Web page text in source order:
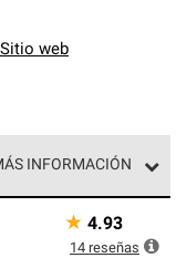
Sitio web
INFORMACIÓN
de techos
estrictos
★ 4.93
14 reseñas